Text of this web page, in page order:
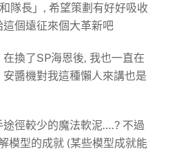
隊長」, 希望策劃有好好吸收
個遠征來個大革新吧
換了SP海恩後, 我也一直在
醬機對我這種懶人來講也是
徑較少的魔法軟泥….? 不過
模型的成就 (某些模型成就能